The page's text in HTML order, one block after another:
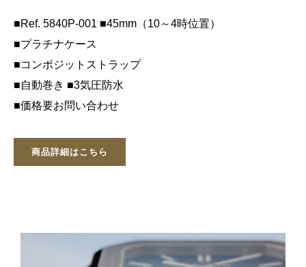
■Ref. 5840P-001 ■45mm（10～4時位置）
■プラチナケース
■コンポジットストラップ
■自動巻き ■3気圧防水
■価格要お問い合わせ
商品詳細はこちら